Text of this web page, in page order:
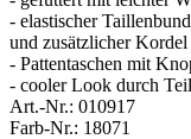
- elastischer
und zusätzlicher Kordel
- Pattentaschen mit
- cooler Look durch
Art.-Nr.: 010917
Farb-Nr.: 18071